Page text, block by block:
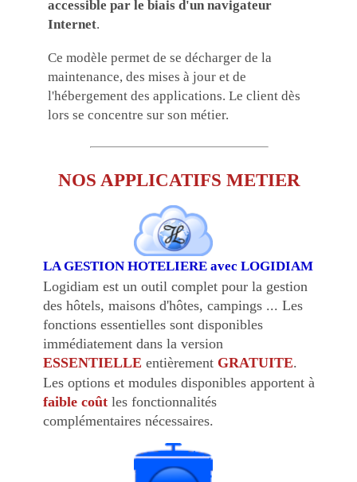
accessible par le biais d'un navigateur
Internet.
Ce modèle permet de se décharger de la
maintenance, des mises à jour et de
l'hébergement des applications. Le client dès
lors se concentre sur son métier.
NOS APPLICATIFS METIER
LA GESTION HOTELIERE avec LOGIDIAM
Logidiam est un outil complet pour la gestion
des hôtels, maisons d'hôtes, campings ... Les
fonctions essentielles sont disponibles
immédiatement dans la version
ESSENTIELLE entièrement GRATUITE.
Les options et modules disponibles apportent à
faible coûtles fonctionnalités
complémentaires nécessaires.